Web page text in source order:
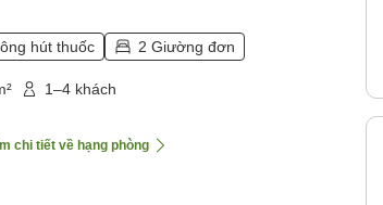
hút thuốc 2 Giường đơn
1–4 khách
chi tiết về hạng phòng